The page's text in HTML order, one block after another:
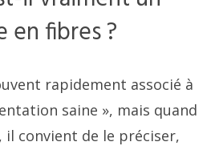
en fibres ?
rapidement associé à
saine », mais quand
il convient de le préciser,